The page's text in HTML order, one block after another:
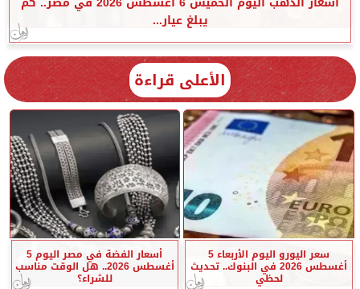
يبلغ عيار...
الأعلى قراءة
سعر اليورو اليوم الأربعاء 5
أغسطس 2026 في البنوك.. تحديث
لحظي
أسعار الفضة في مصر اليوم 5
أغسطس 2026.. هل الوقت مناسب
للشراء؟